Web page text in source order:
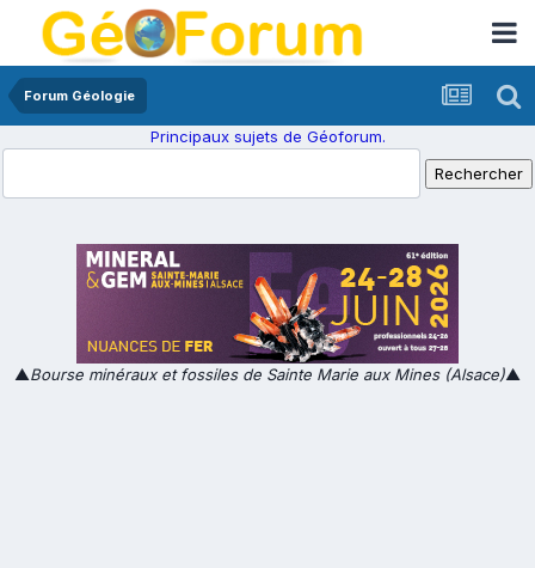
Forum Géologie
Principaux sujets de Géoforum.
▲Bourse minéraux et fossiles de Sainte Marie aux Mines (Alsace)▲